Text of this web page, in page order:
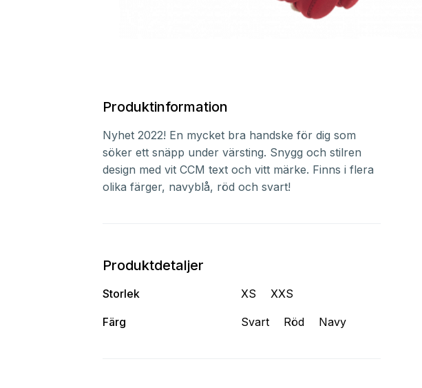
Produktinformation
Nyhet 2022! En mycket bra handske för dig som
söker ett snäpp under värsting. Snygg och stilren
design med vit CCM text och vitt märke. Finns i flera
olika färger, navyblå, röd och svart!
Produktdetaljer
Storlek XS XXS
Färg Svart Röd Navy